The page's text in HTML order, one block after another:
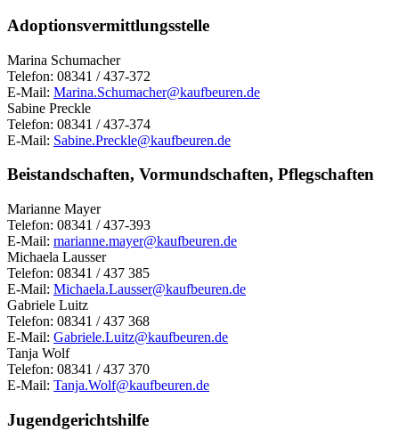
Adoptionsvermittlungsstelle
Marina Schumacher
Telefon: 08341 / 437-372
E-Mail: Marina.Schumacher@kaufbeuren.de
Sabine Preckle
Telefon: 08341 / 437-374
E-Mail: Sabine.Preckle@kaufbeuren.de
Beistandschaften, Vormundschaften, Pflegschaften
Marianne Mayer
Telefon: 08341 / 437-393
E-Mail: marianne.mayer@kaufbeuren.de
Michaela Lausser
Telefon: 08341 / 437 385
E-Mail: Michaela.Lausser@kaufbeuren.de
Gabriele Luitz
Telefon: 08341 / 437 368
E-Mail: Gabriele.Luitz@kaufbeuren.de
Tanja Wolf
Telefon: 08341 / 437 370
E-Mail: Tanja.Wolf@kaufbeuren.de
Jugendgerichtshilfe